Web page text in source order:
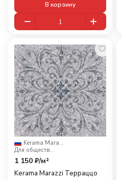
В корзину
Kerama Marazzi ·
Для общественных помещений
1 150 ₽/м²
Kerama Marazzi Терраццо